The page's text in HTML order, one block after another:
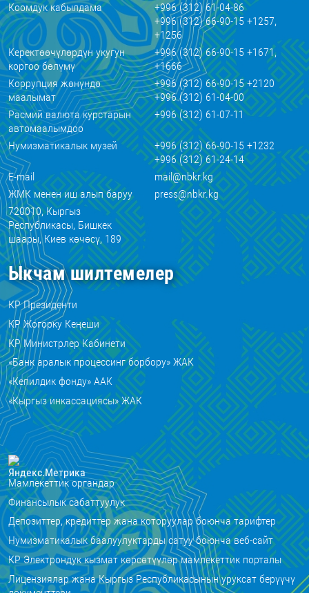
Коомдук кабылдама
+996 (312) 61-04-86
+996 (312) 66-90-15 +1257,
+1256
Керектөөчүлөрдүн укугун
коргоо бөлүмү
+996 (312) 66-90-15 +1671,
+1666
Коррупция жөнүндө
маалымат
+996 (312) 66-90-15 +2120
+996 (312) 61-04-00
Расмий валюта курстарын
автомаалымдоо
+996 (312) 61-07-11
Нумизматикалык музей
+996 (312) 66-90-15 +1232
+996 (312) 61-24-14
E-mail
mail@nbkr.kg
ЖМК менен иш алып баруу
press@nbkr.kg
720010, Кыргыз
Республикасы, Бишкек
шаары, Киев көчөсү, 189
Ыкчам шилтемелер
КР Президенти
КР Жогорку Кеңеши
КР Министрлер Кабинети
«Банк аралык процессинг борбору» ЖАК
«Кепилдик фонду» ААК
«Кыргыз инкассациясы» ЖАК
Мамлекеттик органдар
Финансылык сабаттуулук
Депозиттер, кредиттер жана которуулар боюнча тарифтер
Нумизматикалык баалуулуктарды сатуу боюнча веб-сайт
КР Электрондук кызмат көрсөтүүлөр мамлекеттик порталы
Лицензиялар жана Кыргыз Республикасынын уруксат берүүчү